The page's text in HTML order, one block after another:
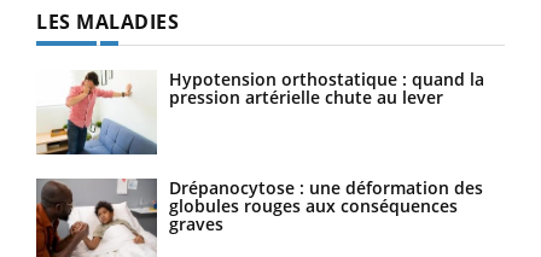
LES MALADIES
Hypotension orthostatique : quand la
pression artérielle chute au lever
Drépanocytose : une déformation des
globules rouges aux conséquences
graves